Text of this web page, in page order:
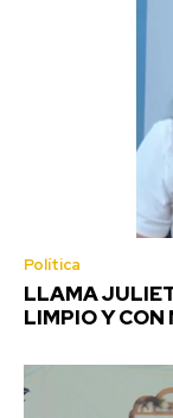
Política
LLAMA
LIMPIO Y